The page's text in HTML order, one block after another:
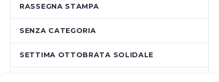
RASSEGNA STAMPA
SENZA CATEGORIA
SETTIMA OTTOBRATA SOLIDALE